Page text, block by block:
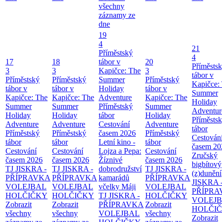
všechny
záznamy ze
dne
17
3
Příměstský
tábor v
Kapičce: The
Summer
Holiday
Adventure
Příměstský
tábor
Cestování
časem 2026
TJ JISKRA -
PŘÍPRAVKA
VOLEJBAL
HOLČIČKY
Zobrazit
všechny
18
3
Příměstský
tábor v
Kapičce: The
Summer
Holiday
Adventure
Příměstský
tábor
Cestování
časem 2026
TJ JISKRA -
PŘÍPRAVKA
VOLEJBAL
HOLČIČKY
Zobrazit
všechny
19
4
Příměstský
tábor v
Kapičce: The
Summer
Holiday
Adventure
Příměstský
tábor
Cestování
časem 2026
Letní kino -
Lojza a Pepa:
Žíznivé
dobrodružství
kamarádů
včelky Máji
TJ JISKRA -
PŘÍPRAVKA
VOLEJBAL
20
3
Příměstský
tábor v
Kapičce: The
Summer
Holiday
Adventure
Příměstský
tábor
Cestování
časem 2026
TJ JISKRA -
PŘÍPRAVKA
VOLEJBAL
HOLČIČKY
Zobrazit
všechny
21
4
tábor v
Kapičce:
Summer
Holiday
tábor
časem
Zručský
bigbítový
(z)dunění
JISKRA
Zobrazit